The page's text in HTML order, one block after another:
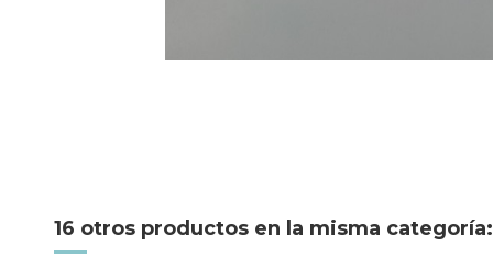
16 otros productos en la misma categoría: